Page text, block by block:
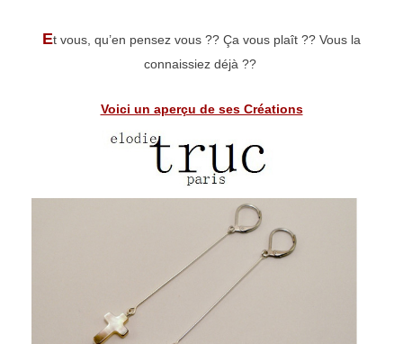
Et vous, qu’en pensez vous ?? Ça vous plaît ?? Vous la
connaissiez déjà ??
Voici un aperçu de ses Créations